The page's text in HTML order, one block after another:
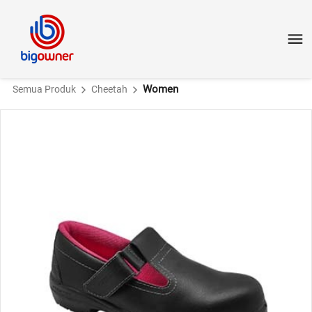
Semua Produk Cheetah Women